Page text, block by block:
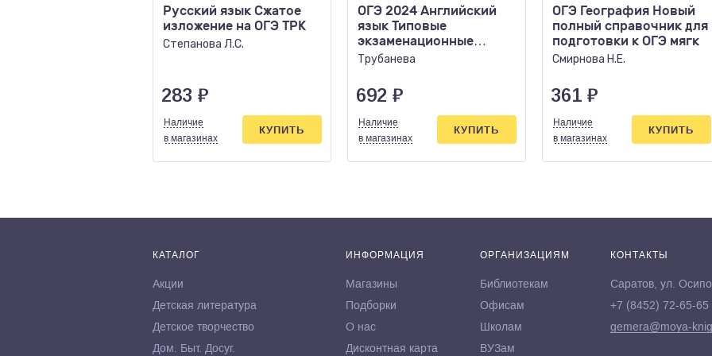
Русский язык Сжатое
изложение на ОГЭ ТРК
Степанова Л.С.
283 ₽
Наличие
в магазинах
КУПИТЬ
ОГЭ 2024 Английский
язык Типовые
экзаменационные
варианты 20 вариантов
Трубанева
692 ₽
Наличие
в магазинах
КУПИТЬ
ОГЭ География Новый
полный справочник для
подготовки к ОГЭ мягк
Смирнова Н.Е.
361 ₽
Наличие
в магазинах
КУПИТЬ
КАТАЛОГ
Акции
Детская литература
Детское творчество
Дом. Быт. Досуг.
ИНФОРМАЦИЯ
Магазины
Подборки
О нас
Дисконтная карта
ОРГАНИЗАЦИЯМ
Библиотекам
Офисам
Школам
ВУЗам
КОНТАКТЫ
Саратов, ул.
+7 (8452) 72-65-65
gemera@moya-